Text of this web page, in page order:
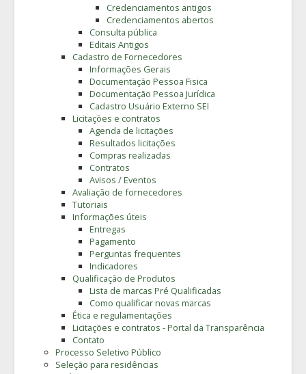
Credenciamentos antigos
Credenciamentos abertos
Consulta pública
Editais Antigos
Cadastro de Fornecedores
Informações Gerais
Documentação Pessoa Fisica
Documentação Pessoa Jurídica
Cadastro Usuário Externo SEI
Licitações e contratos
Agenda de licitações
Resultados licitações
Compras realizadas
Contratos
Avisos / Eventos
Avaliação de fornecedores
Tutoriais
Informações úteis
Entregas
Pagamento
Perguntas frequentes
Indicadores
Qualificação de Produtos
Lista de marcas Pré Qualificadas
Como qualificar novas marcas
Ética e regulamentações
Licitações e contratos - Portal da Transparência
Contato
Processo Seletivo Público
Seleção para residências